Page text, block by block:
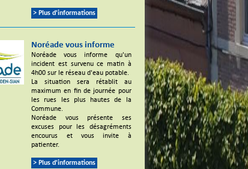
> Plus d'informations
Noréade vous informe
Noréade vous informe qu'un
incident est survenu ce matin à
4h00 sur le réseau d'eau potable.
La situation sera rétablit au
maximum en fin de journée pour
les rues les plus hautes de la
Commune.
Noréade vous présente ses
excuses pour les désagréments
encourus et vous invite à
patienter.
> Plus d'informations